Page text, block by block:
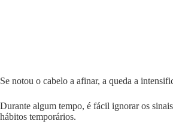
Se notou o cabelo a afinar, a queda a
Durante algum tempo, é fácil ignorar os
hábitos temporários.